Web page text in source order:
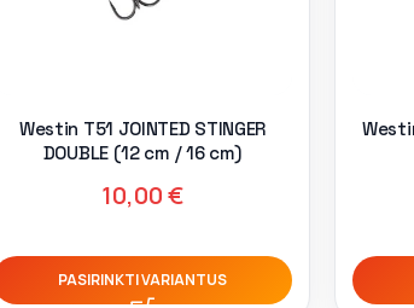
Westin T51 JOINTED STINGER
DOUBLE (12 cm / 16 cm)
10,00€
PASIRINKTI VARIANTUS